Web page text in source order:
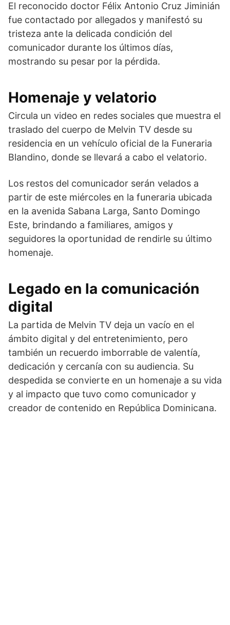
El reconocido doctor Félix Antonio Cruz Jiminián
fue contactado por allegados y manifestó su
tristeza ante la delicada condición del
comunicador durante los últimos días,
mostrando su pesar por la pérdida.
Homenaje y velatorio
Circula un video en redes sociales que muestra el
traslado del cuerpo de Melvin TV desde su
residencia en un vehículo oficial de la Funeraria
Blandino, donde se llevará a cabo el velatorio.
Los restos del comunicador serán velados a
partir de este miércoles en la funeraria ubicada
en la avenida Sabana Larga, Santo Domingo
Este, brindando a familiares, amigos y
seguidores la oportunidad de rendirle su último
homenaje.
Legado en la comunicación
digital
La partida de Melvin TV deja un vacío en el
ámbito digital y del entretenimiento, pero
también un recuerdo imborrable de valentía,
dedicación y cercanía con su audiencia. Su
despedida se convierte en un homenaje a su vida
y al impacto que tuvo como comunicador y
creador de contenido en República Dominicana.